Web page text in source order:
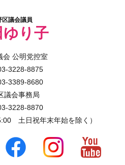
区議会議員
ゆり子
会 公明党控室
3228-8875
3389-8680
議会事務局
3228-8870
土日祝年末年始を除く）